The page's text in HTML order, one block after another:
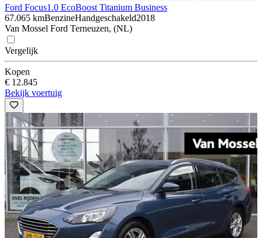
Ford Focus1.0 EcoBoost Titanium Business
67.065 kmBenzineHandgeschakeld2018
Van Mossel Ford Terneuzen, (NL)
Vergelijk
Kopen
€ 12.845
Bekijk voertuig